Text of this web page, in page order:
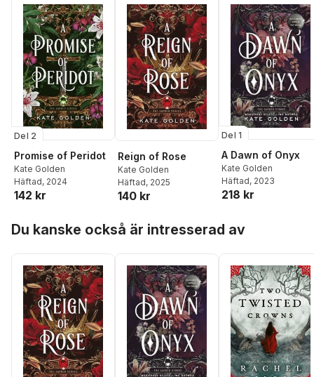
Del 2
Promise of Peridot
Kate Golden
Häftad, 2024
142 kr
Reign of Rose
Kate Golden
Häftad, 2025
140 kr
Del 1
A Dawn of Onyx
Kate Golden
Häftad, 2023
218 kr
Du kanske också är intresserad av